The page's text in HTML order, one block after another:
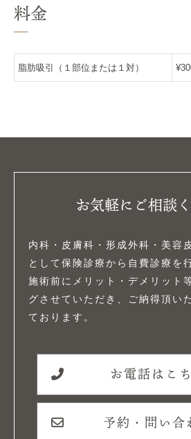
料金
脂肪吸引（１部位または１対）
お気軽にご相談
内科・皮膚科・形成外科・美容
として保険診療から自費診療を
施術前にメリット・デメリット
グさせていただき、ご納得頂い
ております。
お電話はこ
予約・問い合